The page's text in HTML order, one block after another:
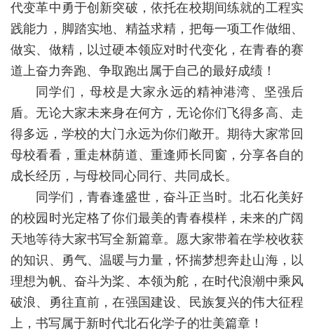
代变革中勇于创新突破，依托在校期间练就的工程实
践能力，脚踏实地、精益求精，把每一项工作做细、
做实、做精，以过硬本领应对时代变化，在青春的赛
道上奋力奔跑、争取跑出属于自己的最好成绩！
同学们，母校是大家永远的精神港湾、坚强后
盾。无论大家未来身在何方，无论你们飞得多高、走
得多远，学校的大门永远为你们敞开。期待大家常回
母校看看，重走林荫道、重逢师长同窗，分享各自的
成长经历，与母校同心同行、共同成长。
同学们，青春逢盛世，奋斗正当时。北石化美好
的校园时光定格了你们最美的青春模样，未来的广阔
天地等待大家书写全新篇章。愿大家带着在学校收获
的知识、勇气、温暖与力量，怀揣梦想奔赴山海，以
理想为帆、奋斗为桨、本领为舵，在时代浪潮中乘风
破浪、勇往直前，在强国建设、民族复兴的伟大征程
上，书写属于新时代北石化学子的壮美篇章！